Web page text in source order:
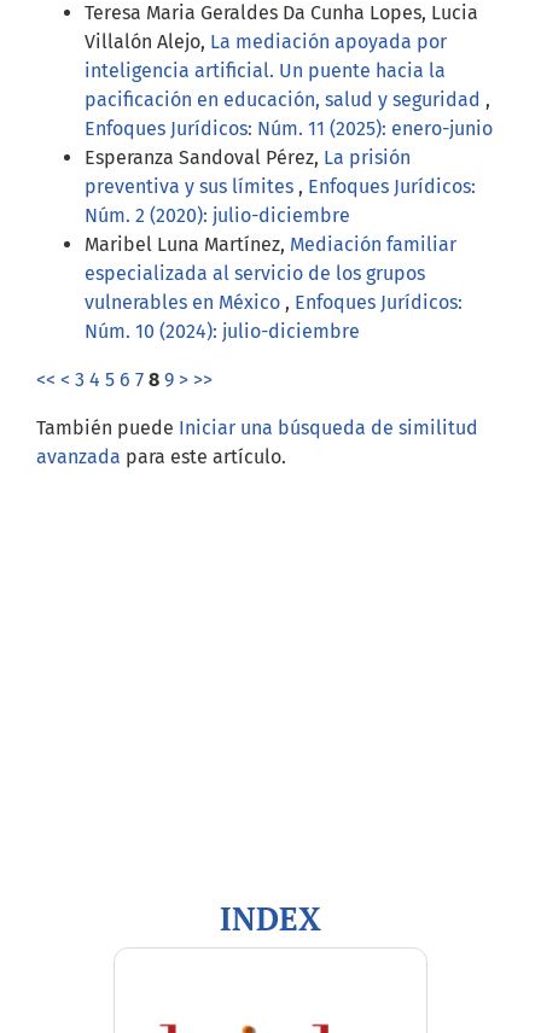
Teresa Maria Geraldes Da Cunha Lopes, Lucia
Villalón Alejo, La mediación apoyada por
inteligencia artificial. Un puente hacia la
pacificación en educación, salud y seguridad ,
Enfoques Jurídicos: Núm. 11 (2025): enero-junio
Esperanza Sandoval Pérez, La prisión
preventiva y sus límites , Enfoques Jurídicos:
Núm. 2 (2020): julio-diciembre
Maribel Luna Martínez, Mediación familiar
especializada al servicio de los grupos
vulnerables en México , Enfoques Jurídicos:
Núm. 10 (2024): julio-diciembre
<< < 3 4 5 6 7 8 9 > >>
También puede Iniciar una búsqueda de similitud
avanzada para este artículo.
INDEX